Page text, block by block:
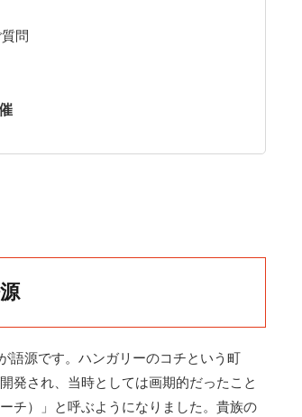
問
語源です。ハンガリーのコチという町
発され、当時としては画期的だったこと
チ）」と呼ぶようになりました。貴族の